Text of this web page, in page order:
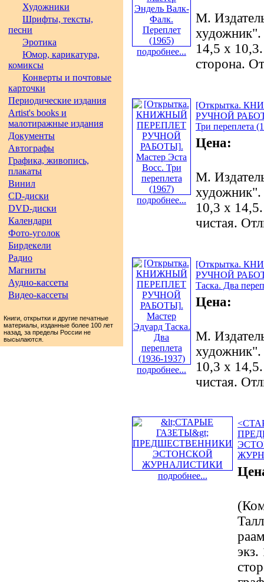
Художники
Шрифты, тексты,
песни
Эротика
Юмор, карикатура,
комиксы
Конверты и почтовые
карточки
Периодические издания
Artist's books и
малотиражные издания
Документы
Автографы
Графика, живопись,
плакаты
Винил
CD-диски
DVD-диски
Календари
Фото-уголок
Бирдекели
Радио
Магниты
Аудио-кассеты
Видео-кассеты
Книги, открытки и другие печатные
материалы, изданные более 100 лет
назад, за пределы России не
высылаются.
подробнее...
М.
художник".
14,5 х
сторона.
подробнее...
[Открытка.
РУЧНОЙ
Три переплета
Цена:
М.
художник".
10,3 х
чистая.
подробнее...
[Открытка.
РУЧНОЙ
Таска. Два
Цена:
М.
художник".
10,3 х
чистая.
подробнее...